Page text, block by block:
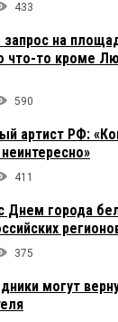
433
на
что-то кроме
590
артист РФ:
411
Днем города
375
могут